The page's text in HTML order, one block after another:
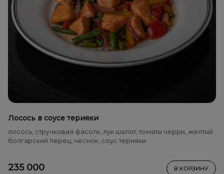
Лосось в соусе терияки
лосось, стручковая фасоль, лук шалот, томаты черри, желтый
болгарский перец, чеснок, соус терияки
235 000 В КОРЗИНУ